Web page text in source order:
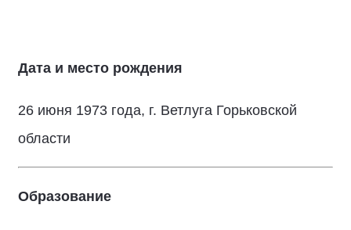
Дата и место рождения
26 июня 1973 года, г. Ветлуга Горьковской
области
Образование